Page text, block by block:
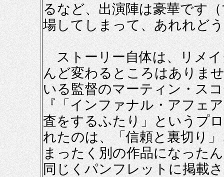
るなど、出演陣は豪華です
場してしまって、あれれど
ストーリー自体は、リメイ
んど変わるところはありま
いる監督のマーティン・ス
『「インファナル・アフェ
査をするふたり」というプ
れたのは、「信頼と裏切り
まったく別の作品になった
同じくパンフレットに掲載